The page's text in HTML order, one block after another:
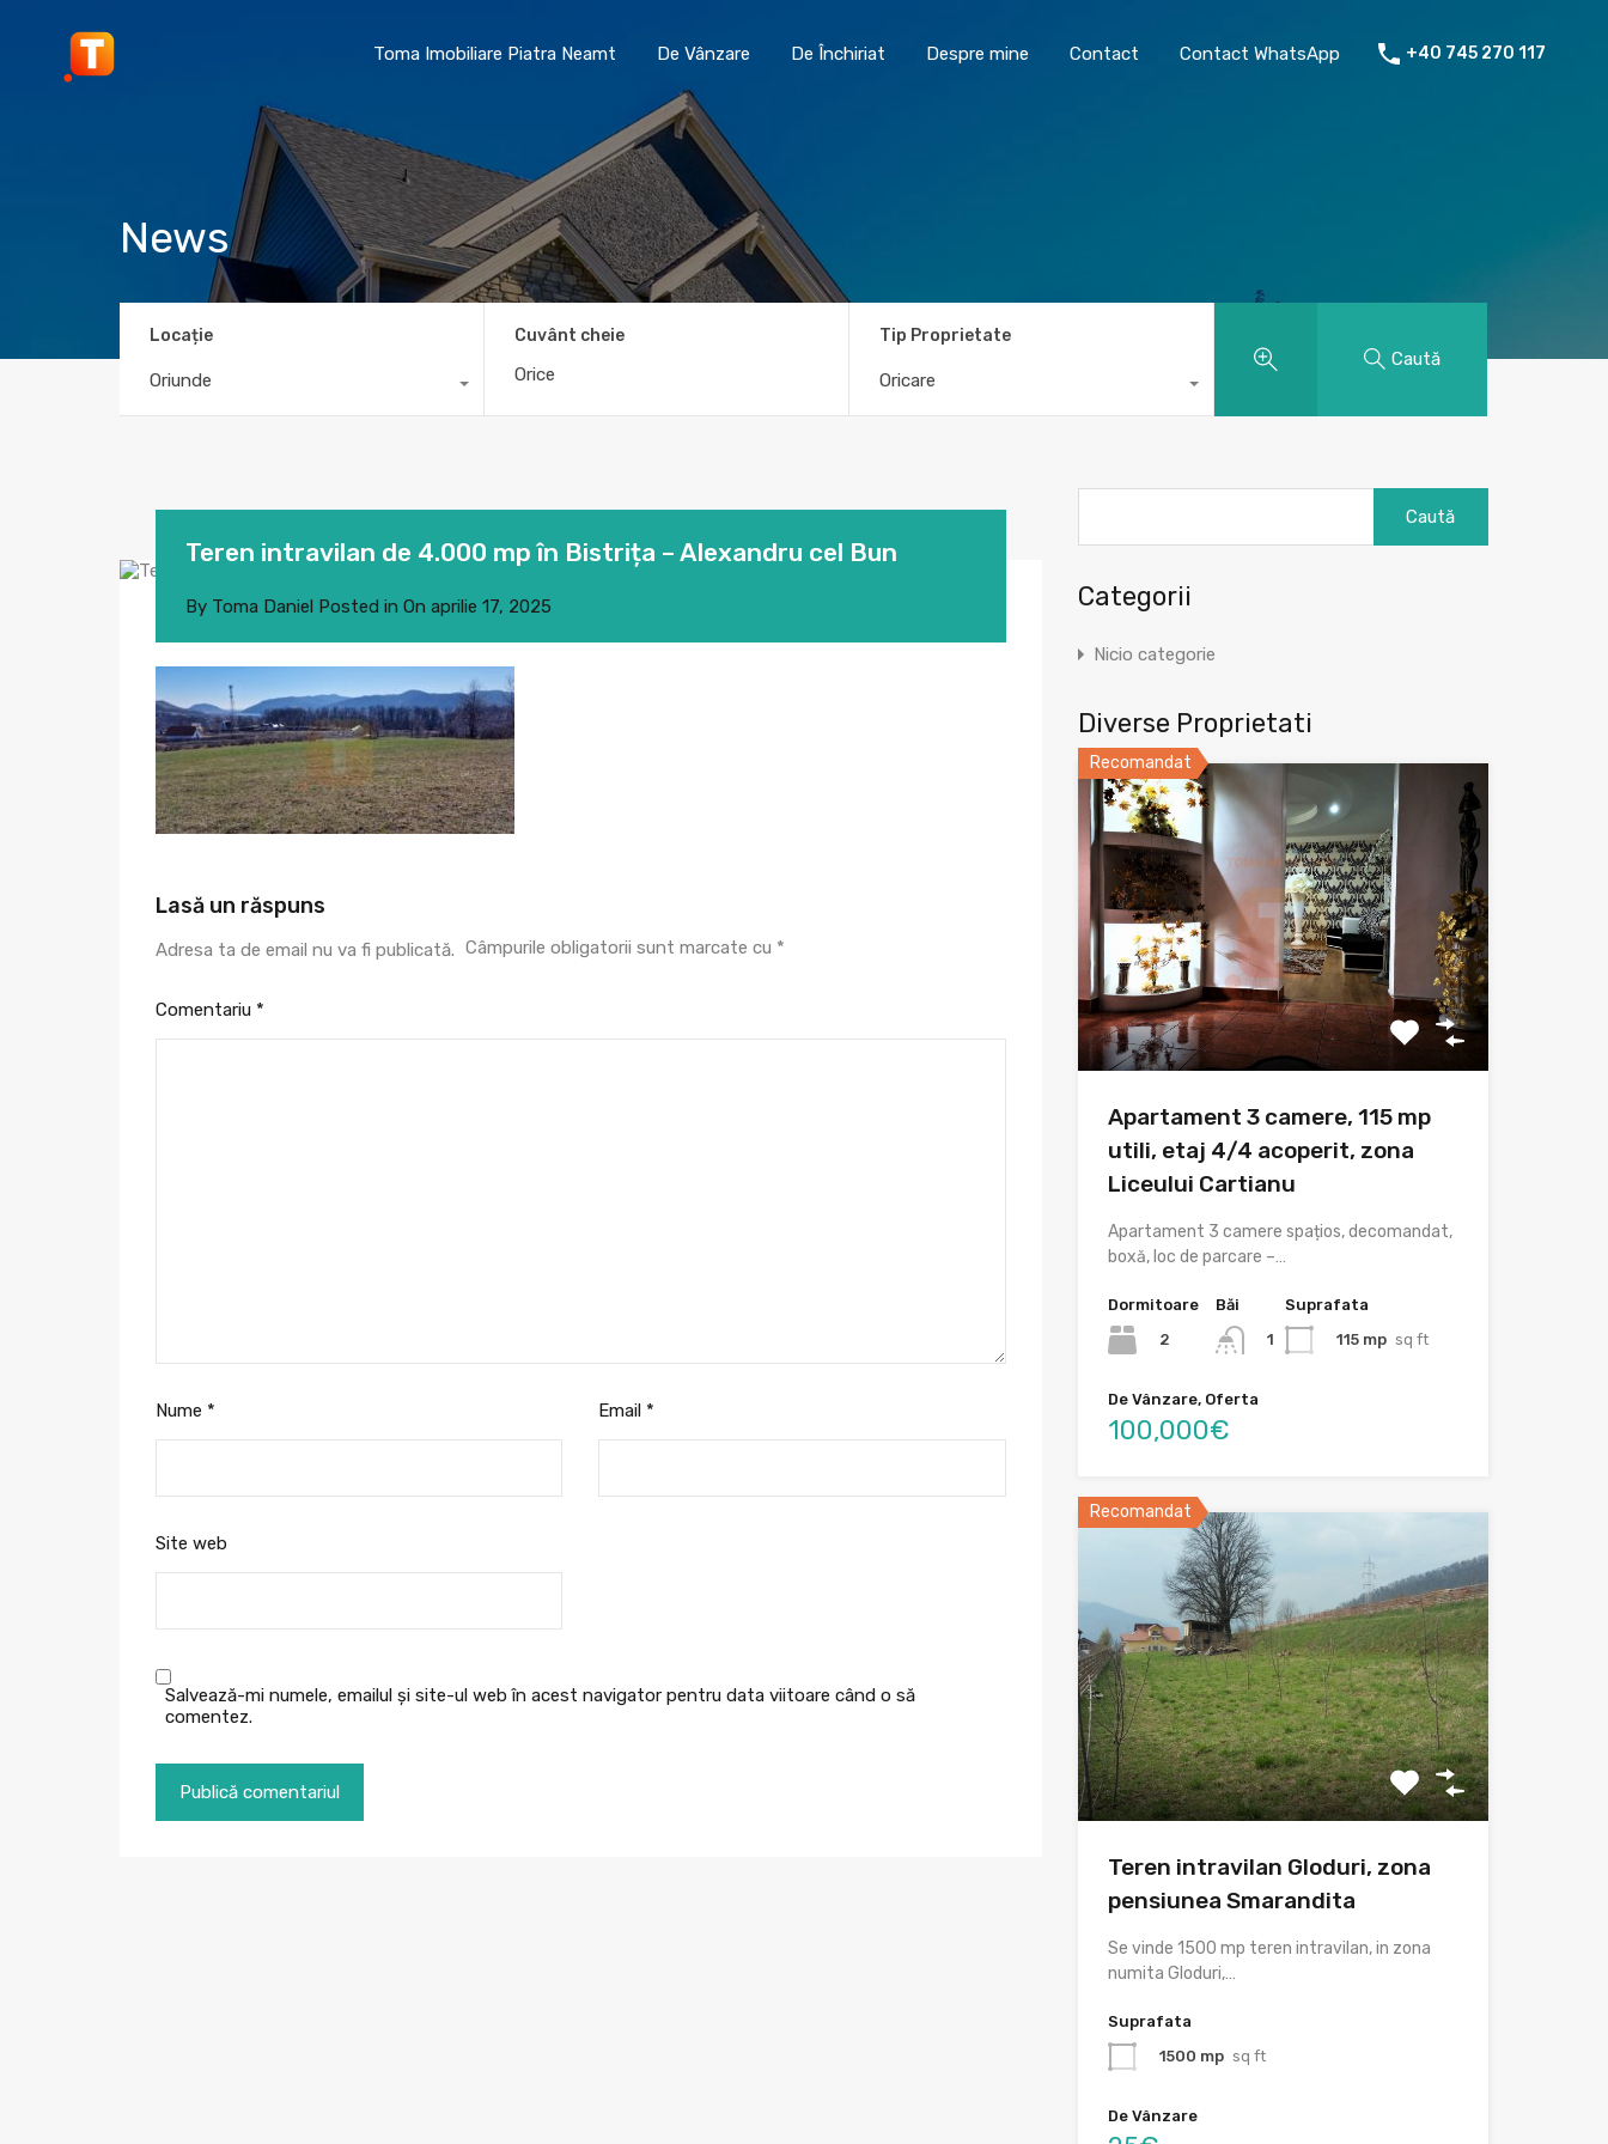
Toma Imobiliare Piatra Neamt De Vânzare De Închiriat Despre mine Contact Contact WhatsApp
Toma Imobiliare Piatra Neamt De Vânzare De Închiriat Despre mine Contact Contact WhatsApp +40 745 270 117
News
Locație
Oriunde
Cuvânt cheie Tip Proprietate
Oricare
Caută
Teren intravilan de 4.000 mp în Bistrița – Alexandru cel Bun
By Toma Daniel Posted in On aprilie 17, 2025
Lasă un răspuns
Adresa ta de email nu va fi publicată. Câmpurile obligatorii sunt marcate cu *
Comentariu *
Nume * Email *
Site web
Salvează-mi numele, emailul și site-ul web în acest navigator pentru data viitoare când o să
comentez.
după:
Categorii
Nicio categorie
Diverse Proprietati
Recomandat
Apartament 3 camere, 115 mp
utili, etaj 4/4 acoperit, zona
Liceului Cartianu
Apartament 3 camere spațios, decomandat,
boxă, loc de parcare –…
Dormitoare
2
Băi
1
Suprafata
115 mp sq ft
De Vânzare, Oferta
100,000€
Recomandat
Teren intravilan Gloduri, zona
pensiunea Smarandita
Se vinde 1500 mp teren intravilan, in zona
numita Gloduri,…
Suprafata
1500 mp sq ft
De Vânzare